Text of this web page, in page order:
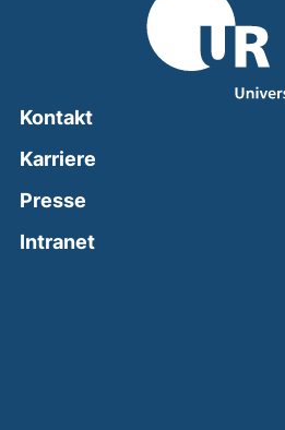
Kontakt
Karriere
Presse
Intranet(external link,